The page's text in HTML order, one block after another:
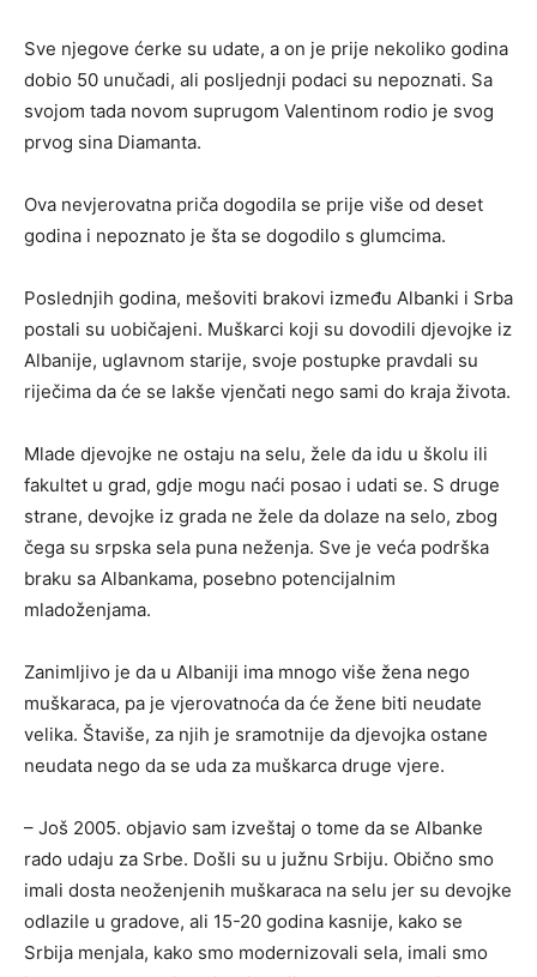
Sve njegove ćerke su udate, a on je prije nekoliko godina
dobio 50 unučadi, ali posljednji podaci su nepoznati. Sa
svojom tada novom suprugom Valentinom rodio je svog
prvog sina Diamanta.
Ova nevjerovatna priča dogodila se prije više od deset
godina i nepoznato je šta se dogodilo s glumcima.
Poslednjih godina, mešoviti brakovi između Albanki i Srba
postali su uobičajeni. Muškarci koji su dovodili djevojke iz
Albanije, uglavnom starije, svoje postupke pravdali su
riječima da će se lakše vjenčati nego sami do kraja života.
Mlade djevojke ne ostaju na selu, žele da idu u školu ili
fakultet u grad, gdje mogu naći posao i udati se. S druge
strane, devojke iz grada ne žele da dolaze na selo, zbog
čega su srpska sela puna neženja. Sve je veća podrška
braku sa Albankama, posebno potencijalnim
mladoženjama.
Zanimljivo je da u Albaniji ima mnogo više žena nego
muškaraca, pa je vjerovatnoća da će žene biti neudate
velika. Štaviše, za njih je sramotnije da djevojka ostane
neudata nego da se uda za muškarca druge vjere.
– Još 2005. objavio sam izveštaj o tome da se Albanke
rado udaju za Srbe. Došli su u južnu Srbiju. Obično smo
imali dosta neoženjenih muškaraca na selu jer su devojke
odlazile u gradove, ali 15-20 godina kasnije, kako se
Srbija menjala, kako smo modernizovali sela, imali smo